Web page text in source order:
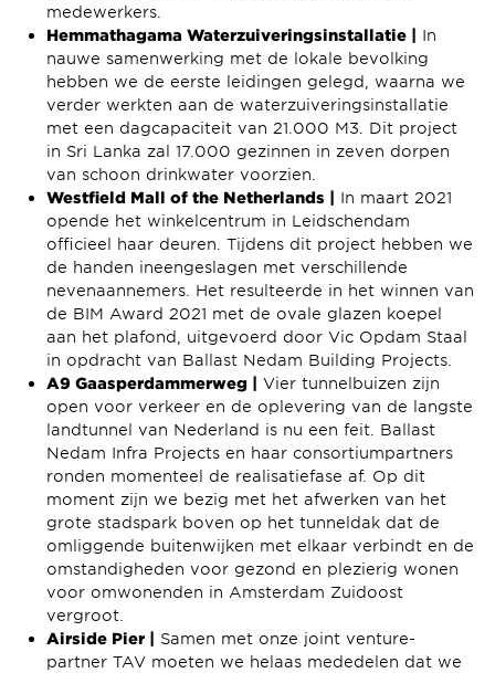
medewerkers.
Hemmathagama Waterzuiveringsinstallatie | In
nauwe samenwerking met de lokale bevolking
hebben we de eerste leidingen gelegd, waarna we
verder werkten aan de waterzuiveringsinstallatie
met een dagcapaciteit van 21.000 M3. Dit project
in Sri Lanka zal 17.000 gezinnen in zeven dorpen
van schoon drinkwater voorzien.
Westfield Mall of the Netherlands | In maart 2021
opende het winkelcentrum in Leidschendam
officieel haar deuren. Tijdens dit project hebben we
de handen ineengeslagen met verschillende
nevenaannemers. Het resulteerde in het winnen van
de BIM Award 2021 met de ovale glazen koepel
aan het plafond, uitgevoerd door Vic Opdam Staal
in opdracht van Ballast Nedam Building Projects.
A9 Gaasperdammerweg | Vier tunnelbuizen zijn
open voor verkeer en de oplevering van de langste
landtunnel van Nederland is nu een feit. Ballast
Nedam Infra Projects en haar consortiumpartners
ronden momenteel de realisatiefase af. Op dit
moment zijn we bezig met het afwerken van het
grote stadspark boven op het tunneldak dat de
omliggende buitenwijken met elkaar verbindt en de
omstandigheden voor gezond en plezierig wonen
voor omwonenden in Amsterdam Zuidoost
vergroot.
Airside Pier | Samen met onze joint venture-
partner TAV moeten we helaas mededelen dat we